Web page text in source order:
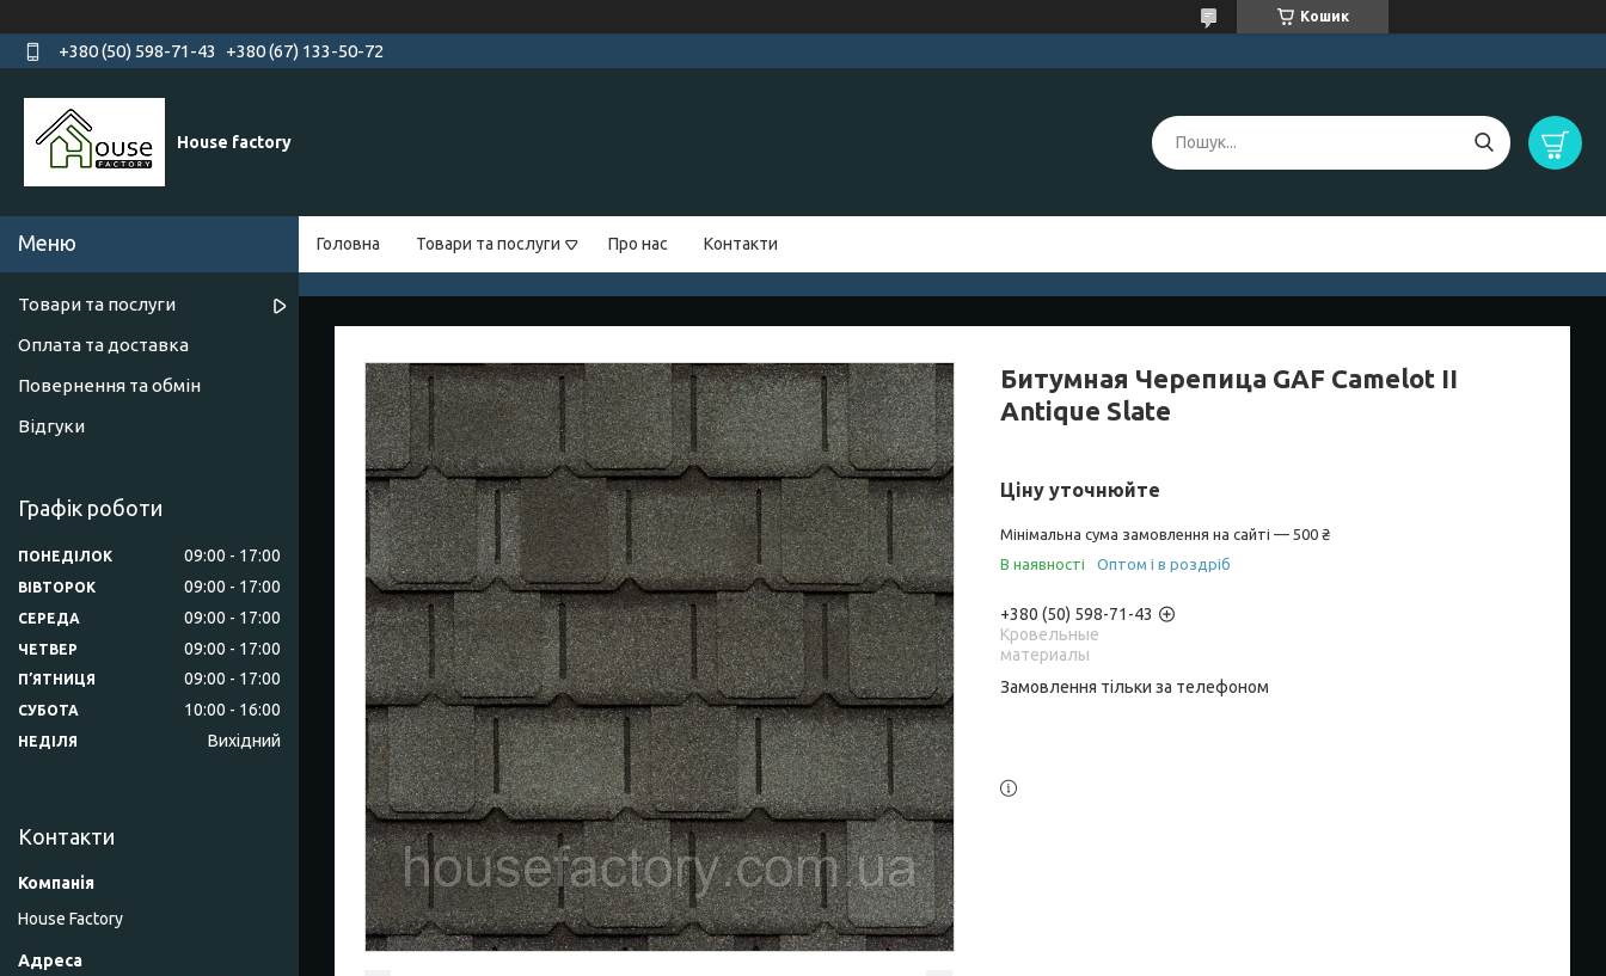
Кошик
+380 (50) 598-71-43 +380 (67) 133-50-72
House factory
Головна Товари та послуги Про нас Контакти
Битумная Черепица GAF Camelot II
Antique Slate
Ціну уточнюйте
Мінімальна сума замовлення на сайті — 500 ₴
В наявності
Оптом і в роздріб
+380 (50) 598-71-43
Кровельные
материалы
Замовлення тільки за телефоном
Товари та послуги
Оплата та доставка
Повернення та обмін
Відгуки
Графік роботи
ПОНЕДІЛОК 09:00 17:00
ВІВТОРОК 09:00 17:00
СЕРЕДА 09:00 17:00
ЧЕТВЕР 09:00 17:00
ПʼЯТНИЦЯ 09:00 17:00
СУБОТА 10:00 16:00
НЕДІЛЯ Вихідний
Контакти
House Factory